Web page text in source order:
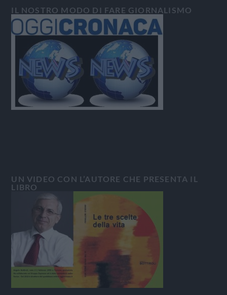
IL NOSTRO MODO DI FARE GIORNALISMO
UN VIDEO CON L’AUTORE CHE PRESENTA IL
LIBRO